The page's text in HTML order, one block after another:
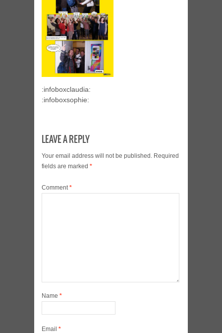
:infoboxclaudia:
:infoboxsophie:
LEAVE A REPLY
Your email address will not be published. Required
fields are marked *
Comment *
Name *
Email *